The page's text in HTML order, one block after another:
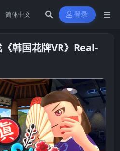
登录
韩国花牌VR》Real-